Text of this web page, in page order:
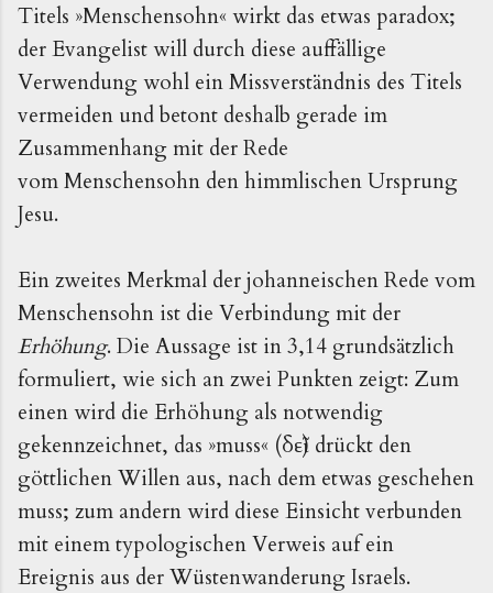
Titels »Menschensohn« wirkt das etwas paradox;
der Evangelist will durch diese auffällige
Verwendung wohl ein Missverständnis des Titels
vermeiden und betont deshalb gerade im
Zusammenhang mit der Rede
vom Menschensohn den himmlischen Ursprung
Jesu.
Ein zweites Merkmal der johanneischen Rede vom
Menschensohn ist die Verbindung mit der
Erhöhung. Die Aussage ist in 3,14 grundsätzlich
formuliert, wie sich an zwei Punkten zeigt: Zum
einen wird die Erhöhung als notwendig
gekennzeichnet, das »muss« (δεῖ) drückt den
göttlichen Willen aus, nach dem etwas geschehen
muss; zum andern wird diese Einsicht verbunden
mit einem typologischen Verweis auf ein
Ereignis aus der Wüstenwanderung Israels.